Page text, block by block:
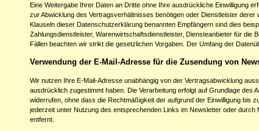
Eine Weitergabe Ihrer Daten an Dritte ohne Ihre ausdrückliche Einwilligung
zur Abwicklung des Vertragsverhältnisses benötigen oder Dienstleister
Klauseln dieser Datenschutzerklärung benannten Empfängern sind dies
Zahlungsdienstleister, Warenwirtschaftsdienstleister, Diensteanbieter für die
Fällen beachten wir strikt die gesetzlichen Vorgaben. Der Umfang der
Verwendung der E-Mail-Adresse für die Zusendung von
Wir nutzen Ihre E-Mail-Adresse unabhängig von der Vertragsabwicklung
ausdrücklich zugestimmt haben. Die Verarbeitung erfolgt auf Grundlage des
widerrufen, ohne dass die Rechtmäßigkeit der aufgrund der Einwilligung bis
jederzeit unter Nutzung des entsprechenden Links im Newsletter oder
entfernt.